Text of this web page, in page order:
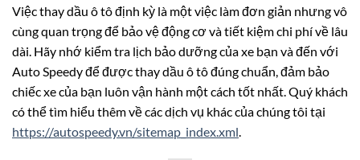
Việc thay dầu ô tô định kỳ là một việc làm đơn giản nhưng vô
cùng quan trọng để bảo vệ động cơ và tiết kiệm chi phí về lâu
dài. Hãy nhớ kiểm tra lịch bảo dưỡng của xe bạn và đến với
Auto Speedy để được thay dầu ô tô đúng chuẩn, đảm bảo
chiếc xe của bạn luôn vận hành một cách tốt nhất. Quý khách
có thể tìm hiểu thêm về các dịch vụ khác của chúng tôi tại
https://autospeedy.vn/sitemap_index.xml